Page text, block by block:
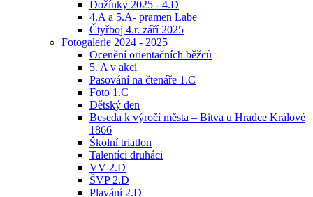
Dožínky 2025 - 4.D
4.A a 5.A- pramen Labe
Čtyřboj 4.r. září 2025
Fotogalerie 2024 - 2025
Ocenění orientačních běžců
5. A v akci
Pasování na čtenáře 1.C
Foto 1.C
Dětský den
Beseda k výročí města – Bitva u Hradce Králové
1866
Školní triatlon
Talentíci druháci
VV 2.D
ŠVP 2.D
Plavání 2.D